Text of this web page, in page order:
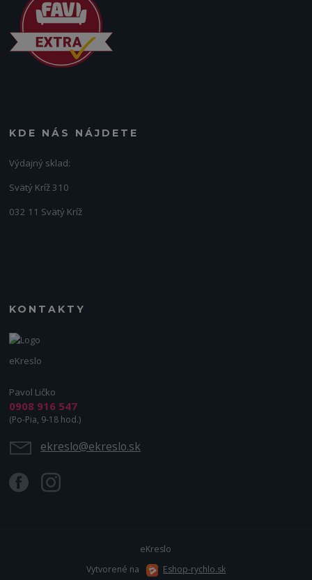
KDE NÁS NÁJDETE
Výdajný sklad:
Svätý Kríž 310
032 11 Svätý Kríž
KONTAKTY
eKreslo
Pavol Ličko
0908 916 547
(Po-Pia, 9-18 hod.)
ekreslo@ekreslo.sk
eKreslo
Vytvorené na
Eshop-rychlo.sk